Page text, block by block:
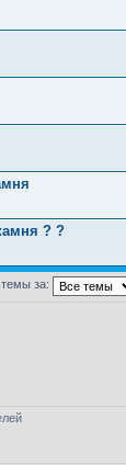
? ?
темы за: